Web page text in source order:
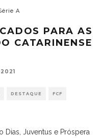
A
PARA AS
CATARINENSE
DESTAQUE FCF
Dias, Juventus e Próspera